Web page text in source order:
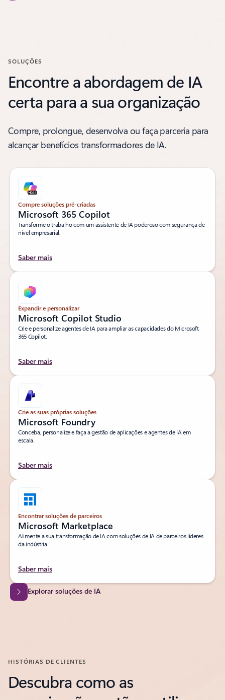
SOLUÇÕES
Encontre a abordagem de IA
certa para a sua organização
Compre, prolongue, desenvolva ou faça parceria para
alcançar benefícios transformadores de IA.
Compre soluções pré-criadas
Microsoft 365 Copilot
Transforme o trabalho com um assistente de IA poderoso com segurança de
nível empresarial.
Saber mais
Expandir e personalizar
Microsoft Copilot Studio
Crie e personalize agentes de IA para ampliar as capacidades do Microsoft
365 Copilot.
Saber mais
Crie as suas próprias soluções
Microsoft Foundry
Conceba, personalize e faça a gestão de aplicações e agentes de IA em
escala.
Saber mais
Encontrar soluções de parceiros
Microsoft Marketplace
Alimente a sua transformação de IA com soluções de IA de parceiros líderes
da indústria.
Saber mais
Explorar soluções de IA
HISTÓRIAS DE CLIENTES
Descubra como as